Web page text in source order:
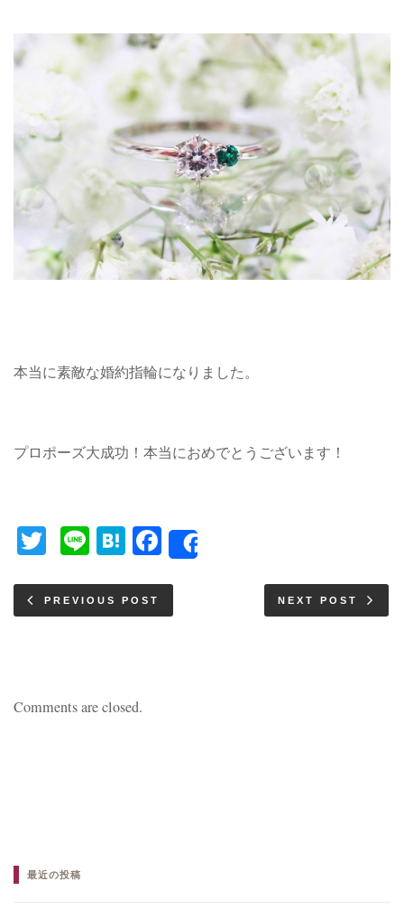
本当に素敵な婚約指輪になりました。
プロポーズ大成功！本当におめでとうございます！
Twitter
LineHatenaFacebook
PREVIOUS POST NEXT POST
Comments are closed.
最近の投稿